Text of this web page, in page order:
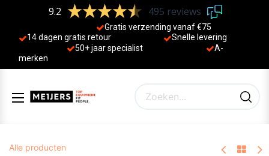
9.2 495 reviews
Gratis verzending vanaf €75
14 dagen gratis retour
Sne lle levering
50+ jaar specialist
A-
merken
Alle producten